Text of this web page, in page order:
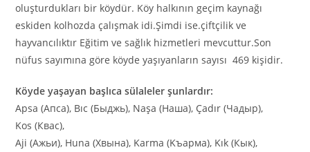
oluşturdukları bir köydür. Köy halkının geçim kaynağı
eskiden kolhozda çalışmak idi.Şimdi ise.çiftçilik ve
hayvancılıktır Eğitim ve sağlık hizmetleri mevcuttur.Son
nüfus sayımına göre köyde yaşıyanların sayısı 469 kişidir.
Köyde yaşayan başlıca sülaleler şunlardır:
Apsa (Апса), Bıc (Быджь), Naşa (Наша), Çadır (Чадыр),
Kos (Квас),
Aji (Ажьи), Huna (Хвына), Karma (Kъарма), Kık (Кык),